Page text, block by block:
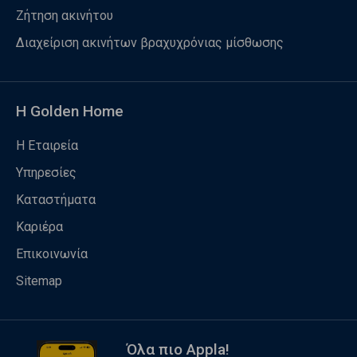
Ζήτηση ακινήτου
Διαχείριση ακινήτων βραχυχρόνιας μίσθωσης
Η Golden Home
Η Εταιρεία
Υπηρεσίες
Καταστήματα
Καριέρα
Επικοινωνία
Sitemap
Όλα πιο Appla!